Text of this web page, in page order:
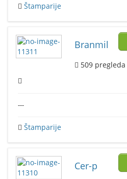
Štamparije
Branmil
509 pregleda
---
Štamparije
Cer-p